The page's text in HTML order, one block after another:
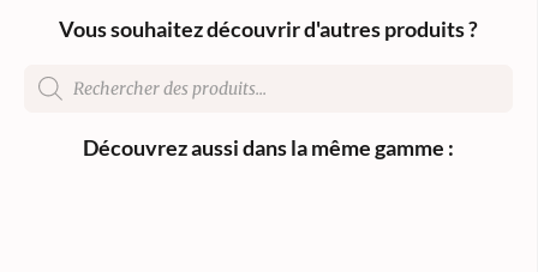
Vous souhaitez découvrir d'autres produits ?
Découvrez aussi dans la même gamme :